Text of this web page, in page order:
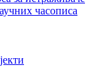
часописа